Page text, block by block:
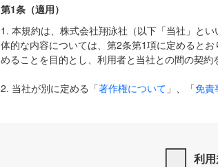
第1条（適用）
1. 本規約は、株式会社翔泳社（以下「当社」と
体的な内容については、第2条第1項に定めると
めることを目的とし、利用者と当社との間の契約
2. 当社が別に定める「著作権について 」、「免責
は、本規約の規定が優先して適用されるものとし
利